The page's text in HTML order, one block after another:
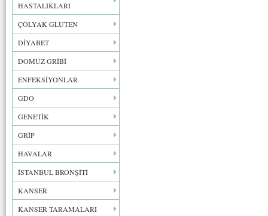
HASTALIKLARI
ÇÖLYAK GLUTEN
DİYABET
DOMUZ GRİBİ
ENFEKSİYONLAR
GDO
GENETİK
GRİP
HAVALAR
İSTANBUL BRONŞİTİ
KANSER
KANSER TARAMALARI